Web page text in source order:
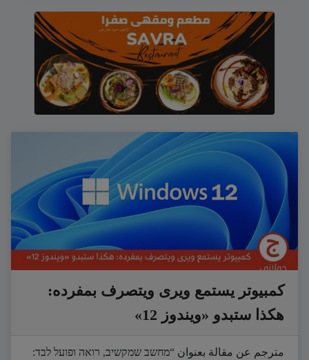
كمبيوتر يستمع ويرى ويتصرف بمفرده:
هكذا ستبدو «ويندوز 12»
مترجم عن مقالة بعنوان “מחשב שמקשיב, רואה ופועל לבד: